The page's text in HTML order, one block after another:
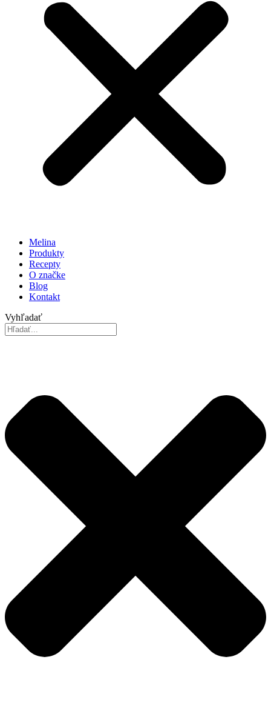
Melina
Produkty
Recepty
O značke
Blog
Kontakt
Vyhľadať